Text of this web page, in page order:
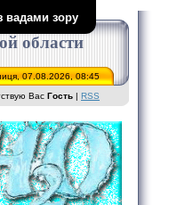
вадами зору
области
07.08.2026, 08:45
Вас Гость | RSS